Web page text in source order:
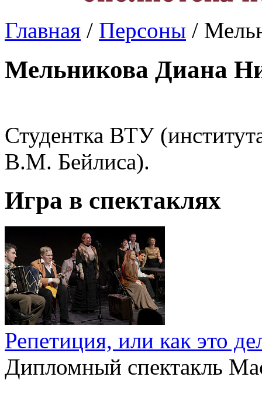
Главная / Персоны /
Мельникова Диана
Студентка ВТУ
В.М. Бейлиса).
Игра в спектаклях
Репетиция, или как это
Дипломный спектакль